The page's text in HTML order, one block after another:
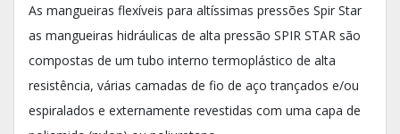
As mangueiras flexíveis para altíssimas pressões Spir Star
as mangueiras hidráulicas de alta pressão SPIR STAR são
compostas de um tubo interno termoplástico de alta
resistência, várias camadas de fio de aço trançados e/ou
espiralados e externamente revestidas com uma capa de